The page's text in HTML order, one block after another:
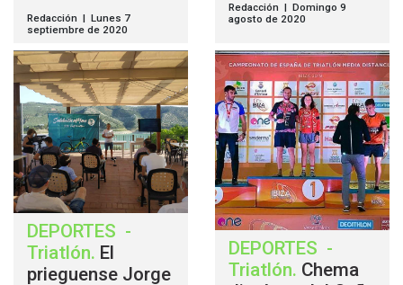
Redacción | Lunes 7
septiembre de 2020
Redacción | Domingo 9
agosto de 2020
DEPORTES -
Triatlón. El
prieguense Jorge
DEPORTES -
Triatlón. Chema